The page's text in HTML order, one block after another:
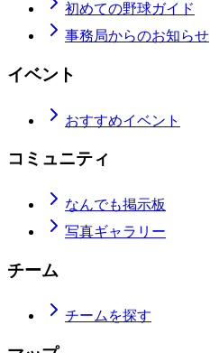
初めての野球ガイド
事務局からのお知らせ
イベント
おすすめイベント
コミュニティ
なんでも掲示板
写真ギャラリー
チーム
チームを探す